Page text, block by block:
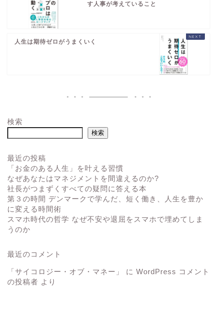
す人事が考えていること
人生は期待ゼロがうまくいく
検索
検索
最近の投稿
「お金のある人生」を叶える習慣
なぜあなたはマネジメントを間違えるのか?
社長がつまずくすべての疑問に答える本
第３の時間 デンマークで学んだ、短く働き、人生を豊か
に変える時間術
スマホ時代の哲学 なぜ不安や退屈をスマホで埋めてしま
うのか
最近のコメント
「サイコロジー・オブ・マネー」 に WordPress コメント
の投稿者 より